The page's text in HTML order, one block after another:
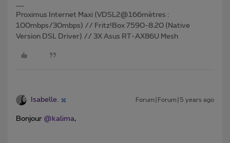
Proximus Internet Maxi (VDSL2@166mètres :
100mbps/30mbps) // Fritz!Box 7590-8.20 (Native
Version DSL Driver) // 3X Asus RT-AX86U Mesh
Isabelle. Forum|Forum|5 years ago
Bonjour @kalima,